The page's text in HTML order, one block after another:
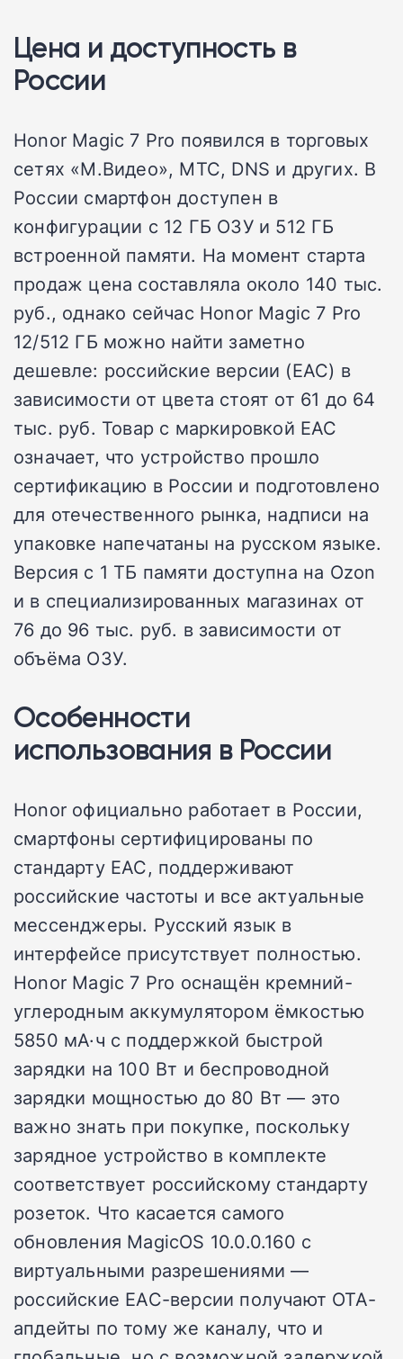
Цена и доступность в
России
Honor Magic 7 Pro появился в торговых
сетях «М.Видео», МТС, DNS и других. В
России смартфон доступен в
конфигурации с 12 ГБ ОЗУ и 512 ГБ
встроенной памяти. На момент старта
продаж цена составляла около 140 тыс.
руб., однако сейчас Honor Magic 7 Pro
12/512 ГБ можно найти заметно
дешевле: российские версии (EAC) в
зависимости от цвета стоят от 61 до 64
тыс. руб. Товар с маркировкой EAC
означает, что устройство прошло
сертификацию в России и подготовлено
для отечественного рынка, надписи на
упаковке напечатаны на русском языке.
Версия с 1 ТБ памяти доступна на Ozon
и в специализированных магазинах от
76 до 96 тыс. руб. в зависимости от
объёма ОЗУ.
Особенности
использования в России
Honor официально работает в России,
смартфоны сертифицированы по
стандарту EAC, поддерживают
российские частоты и все актуальные
мессенджеры. Русский язык в
интерфейсе присутствует полностью.
Honor Magic 7 Pro оснащён кремний-
углеродным аккумулятором ёмкостью
5850 мА·ч с поддержкой быстрой
зарядки на 100 Вт и беспроводной
зарядки мощностью до 80 Вт — это
важно знать при покупке, поскольку
зарядное устройство в комплекте
соответствует российскому стандарту
розеток. Что касается самого
обновления MagicOS 10.0.0.160 с
виртуальными разрешениями —
российские EAC-версии получают OTA-
апдейты по тому же каналу, что и